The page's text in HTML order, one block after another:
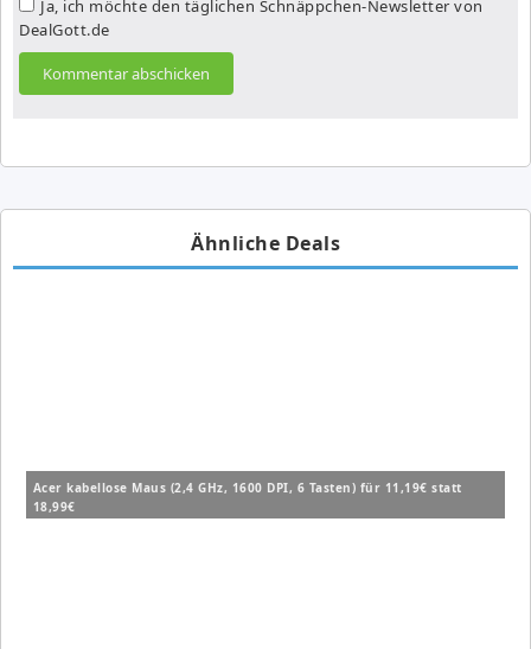
Ja, ich möchte den täglichen Schnäppchen-Newsletter von
DealGott.de
Ähnliche Deals
Acer kabellose Maus (2,4 GHz, 1600 DPI, 6 Tasten) für 11,19€ statt
18,99€